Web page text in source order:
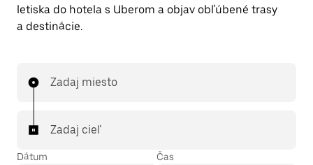
letiska do hotela s Uberom a objav obľúbené trasy
a destinácie.
Zadaj miesto
Zadaj cieľ
Dátum Čas